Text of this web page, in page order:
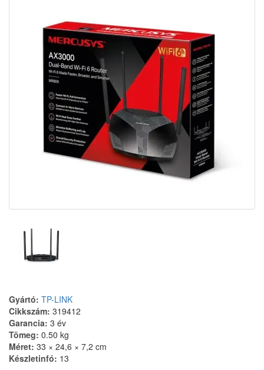
Gyártó: TP-LINK
Cikkszám: 319412
Garancia: 3 év
Tömeg: 0.50 kg
Méret: 33 × 24,6 × 7,2 cm
Készletinfó: 13